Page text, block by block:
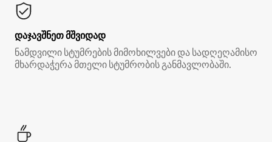
დაჯავშნეთ მშვიდად
ნამდვილი სტუმრების მიმოხილვები და სადღეღამისო
მხარდაჭერა მთელი სტუმრობის განმავლობაში.